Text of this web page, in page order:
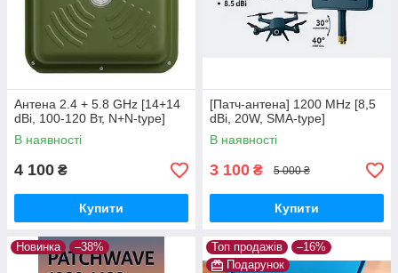
Антена 2.4 + 5.8 GHz [14+14
dBi, 100-120 Вт, N+N-type]
В наявності
4 100 ₴
Купити
[Патч-антена] 1200 MHz [8,5
dBi, 20W, SMA-type]
В наявності
3 100 ₴ 5 000 ₴
Купити
Новинка –38% Топ продажів
–16%
Подарунок